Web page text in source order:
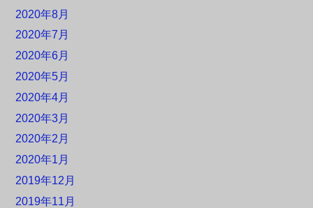
2020年8月
2020年7月
2020年6月
2020年5月
2020年4月
2020年3月
2020年2月
2020年1月
2019年12月
2019年11月